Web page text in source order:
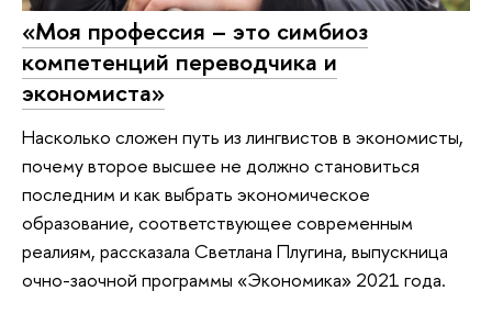
«Моя профессия – это симбиоз
компетенций переводчика и
экономиста»
Насколько сложен путь из лингвистов в экономисты,
почему второе высшее не должно становиться
последним и как выбрать экономическое
образование, соответствующее современным
реалиям, рассказала Светлана Плугина, выпускница
очно-заочной программы «Экономика» 2021 года.